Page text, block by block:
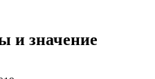
и значение